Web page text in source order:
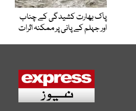
پاک بھارت کشیدگی کے چناب
اور جہلم کے پانی پر ممکنہ اثرات